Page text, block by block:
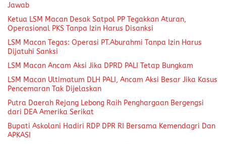
Jawab
Ketua LSM Macan Desak Satpol PP Tegakkan Aturan,
Operasional PKS Tanpa Izin Harus Disanksi
LSM Macan Tegas: Operasi PT.Aburahmi Tanpa Izin Harus
Dijatuhi Sanksi
LSM Macan Ancam Aksi Jika DPRD PALI Tetap Bungkam
LSM Macan Ultimatum DLH PALI, Ancam Aksi Besar Jika Kasus
Pencemaran Tak Dijelaskan
Putra Daerah Rejang Lebong Raih Penghargaan Bergengsi
dari DEA Amerika Serikat
Bupati Askolani Hadiri RDP DPR RI Bersama Kemendagri Dan
APKASI